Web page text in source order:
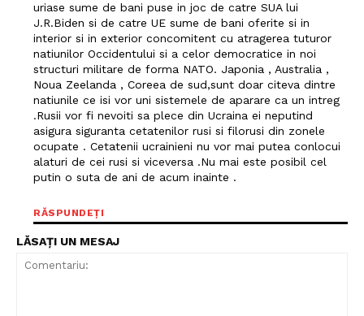
uriase sume de bani puse in joc de catre SUA lui
J.R.Biden si de catre UE sume de bani oferite si in
interior si in exterior concomitent cu atragerea tuturor
natiunilor Occidentului si a celor democratice in noi
structuri militare de forma NATO. Japonia , Australia ,
Noua Zeelanda , Coreea de sud,sunt doar citeva dintre
natiunile ce isi vor uni sistemele de aparare ca un intreg
.Rusii vor fi nevoiti sa plece din Ucraina ei neputind
asigura siguranta cetatenilor rusi si filorusi din zonele
ocupate . Cetatenii ucrainieni nu vor mai putea conlocui
alaturi de cei rusi si viceversa .Nu mai este posibil cel
putin o suta de ani de acum inainte .
RĂSPUNDEȚI
LĂSAȚI UN MESAJ